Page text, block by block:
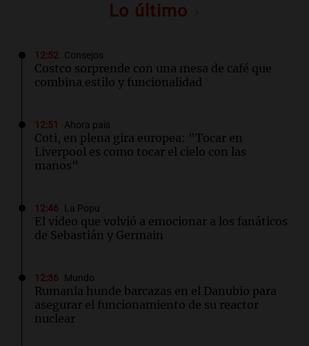
Lo último
12:52 Consejos
Costco sorprende con una mesa de café que
combina estilo y funcionalidad
12:51 Ahora país
Coti, en plena gira europea: "Tocar en
Liverpool es como tocar el cielo con las
manos"
12:46 La Popu
El video que volvió a emocionar a los fanáticos
de Sebastián y Germain
12:36 Mundo
Rumania hunde barcazas en el Danubio para
asegurar el funcionamiento de su reactor
nuclear